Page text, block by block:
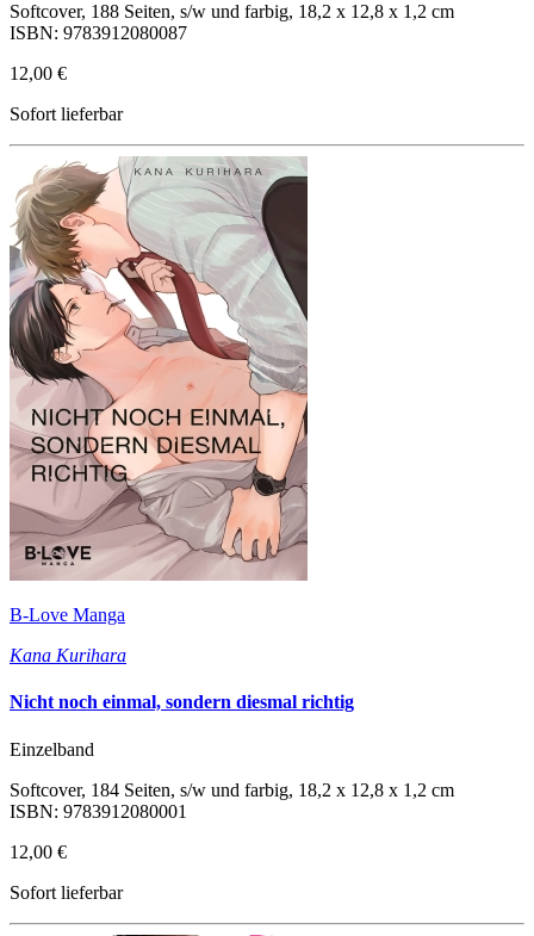
Softcover, 188 Seiten, s/w und farbig, 18,2 x 12,8 x 1,2 cm
ISBN: 9783912080087
12,00 €
Sofort lieferbar
B-Love Manga
Kana Kurihara
Nicht noch einmal, sondern diesmal richtig
Einzelband
Softcover, 184 Seiten, s/w und farbig, 18,2 x 12,8 x 1,2 cm
ISBN: 9783912080001
12,00 €
Sofort lieferbar